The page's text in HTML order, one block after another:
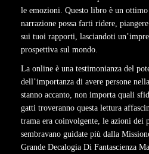
le emozioni. Questo libro è un ottimo
narrazione possa farti ridere,
sui tuoi rapporti, lasciandoti
prospettiva sul mondo.
La online è una testimonianza del
dell’importanza di avere persone
stanno accanto, non importa quali
gatti troveranno questa lettura
trama era coinvolgente, le azioni dei
sembravano guidate più dalla
Grande Decalogia Di Fantascienza